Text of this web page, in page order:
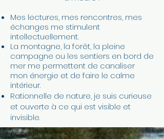
Mes lectures, mes rencontres, mes
échanges me stimulent
intellectuellement.
La montagne, la forêt, la pleine
campagne ou les sentiers en bord de
mer me permettent de canaliser
mon énergie et de faire le calme
intérieur.
Rationnelle de nature, je suis curieuse
et ouverte à ce qui est visible et
invisible.
Accueil